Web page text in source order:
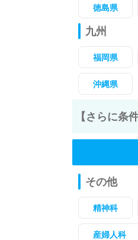
徳島県
九州
福岡県
沖縄県
【さらに条
その他
精神科
産婦人科